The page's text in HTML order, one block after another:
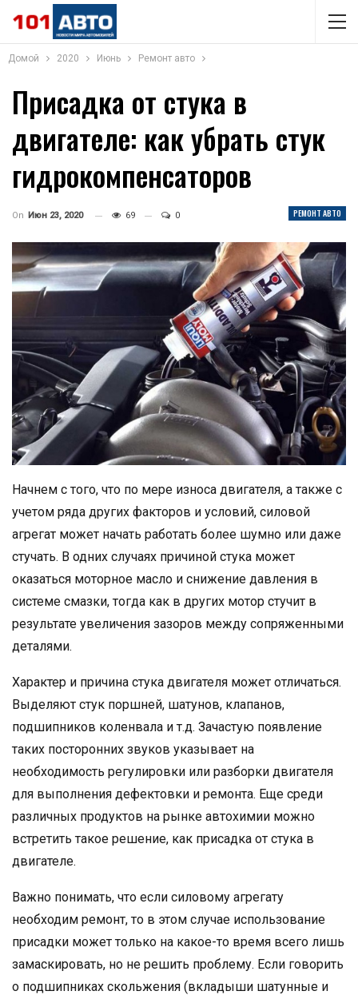
Домой 2020 Июнь Ремонт авто
Присадка от стука в
двигателе: как убрать стук
гидрокомпенсаторов
РЕМОНТ АВТО
On Июн 23, 2020 69 0
Начнем с того, что по мере износа двигателя, а также с
учетом ряда других факторов и условий, силовой
агрегат может начать работать более шумно или даже
стучать. В одних случаях причиной стука может
оказаться моторное масло и снижение давления в
системе смазки, тогда как в других мотор стучит в
результате увеличения зазоров между сопряженными
деталями.
Характер и причина стука двигателя может отличаться.
Выделяют стук поршней, шатунов, клапанов,
подшипников коленвала и т.д. Зачастую появление
таких посторонних звуков указывает на
необходимость регулировки или разборки двигателя
для выполнения дефектовки и ремонта. Еще среди
различных продуктов на рынке автохимии можно
встретить такое решение, как присадка от стука в
двигателе.
Важно понимать, что если силовому агрегату
необходим ремонт, то в этом случае использование
присадки может только на какое-то время всего лишь
замаскировать, но не решить проблему. Если говорить
о подшипниках скольжения (вкладыши шатунные и